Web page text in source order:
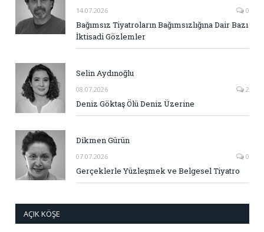
14.07.2026 0
Bağımsız Tiyatroların Bağımsızlığına Dair Bazı
İktisadi Gözlemler
Selin Aydınoğlu
08.07.2026 2
Deniz Göktaş Ölü Deniz Üzerine
Dikmen Gürün
07.07.2026 0
Gerçeklerle Yüzleşmek ve Belgesel Tiyatro
AÇIK KÖŞE